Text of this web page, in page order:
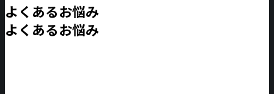
よくあるお悩み
よくあるお悩み